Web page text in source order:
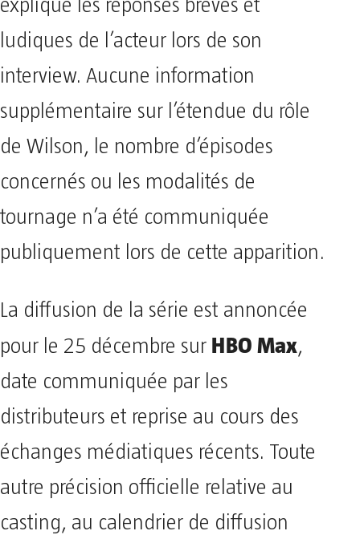
explique les réponses brèves et
ludiques de l’acteur lors de son
interview. Aucune information
supplémentaire sur l’étendue du rôle
de Wilson, le nombre d’épisodes
concernés ou les modalités de
tournage n’a été communiquée
publiquement lors de cette apparition.
La diffusion de la série est annoncée
pour le 25 décembre sur HBO Max,
date communiquée par les
distributeurs et reprise au cours des
échanges médiatiques récents. Toute
autre précision officielle relative au
casting, au calendrier de diffusion